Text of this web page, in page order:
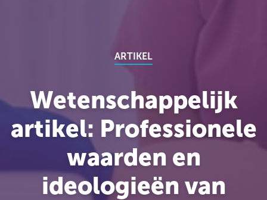
ARTIKEL
Wetenschappelijk
artikel: Professionele
waarden en
ideologieën van